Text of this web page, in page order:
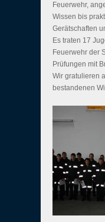
Feuerwehr,
Wissen bis
Gerätschaften
Es traten 17
Feuerwehr der
Prüfungen mit
Wir gratulieren
bestandenen